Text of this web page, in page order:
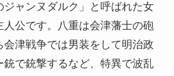
ジャンヌダルク」と呼ばれた女
人公です。八重は会津藩士の砲
会津戦争では男装をして明治政
銃で銃撃するなど、特異で波乱